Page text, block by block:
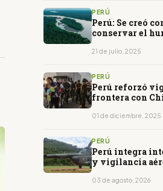
PERÚ
Perú: Se creó
conservar el
21 de julio, 2025
PERÚ
Perú reforzó
frontera con
01 de diciembre, 2025
PERÚ
Perú integra
y vigilancia
03 de agosto, 2026